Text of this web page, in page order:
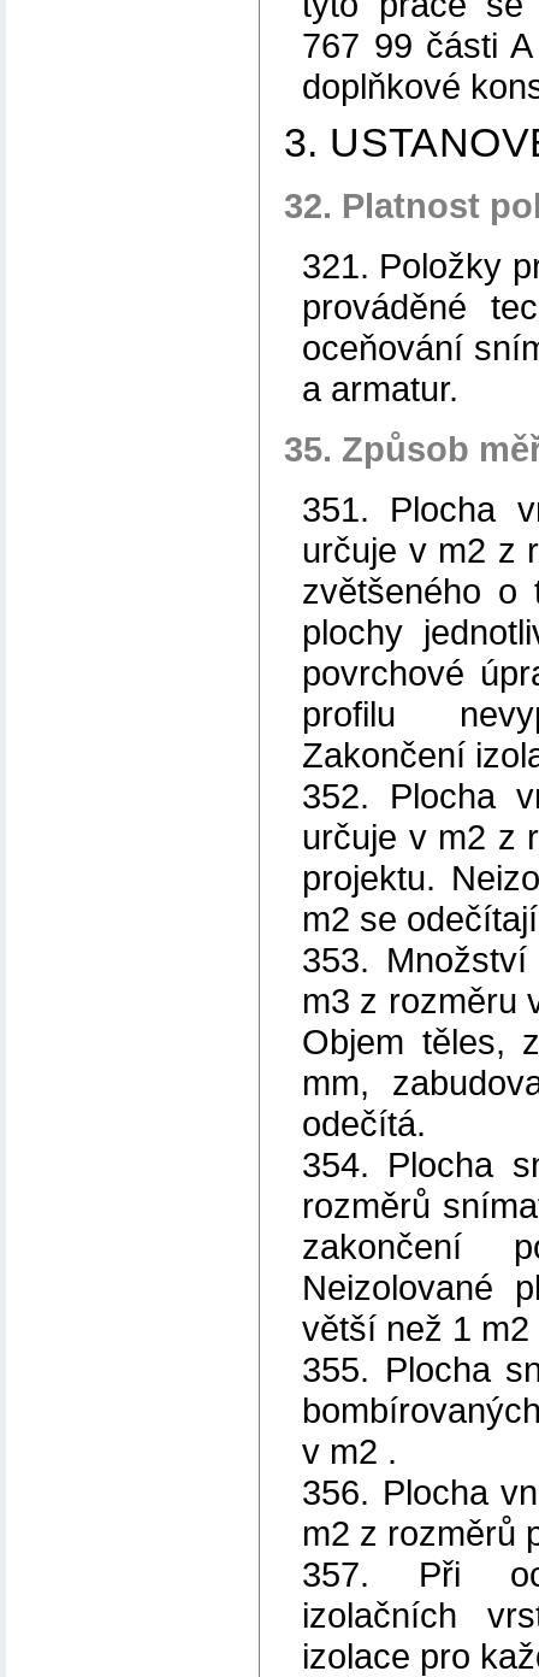
767 99 části
doplňkové
3.
32. Platnost
321. Položky
prováděné
oceňování
a armatur.
35. Způsob
351. Plocha
určuje v m2 z
zvětšeného o
plochy
povrchové
profilu
Zakončení
352. Plocha
určuje v m2 z
projektu.
m2 se
353.
m3 z rozměru
Objem těles,
mm,
odečítá.
354. Plocha
rozměrů
zakončení
Neizolované
větší než 1
355. Plocha
v m2 .
356. Plocha
m2 z rozměrů
357. Při
izolačních
izolace pro